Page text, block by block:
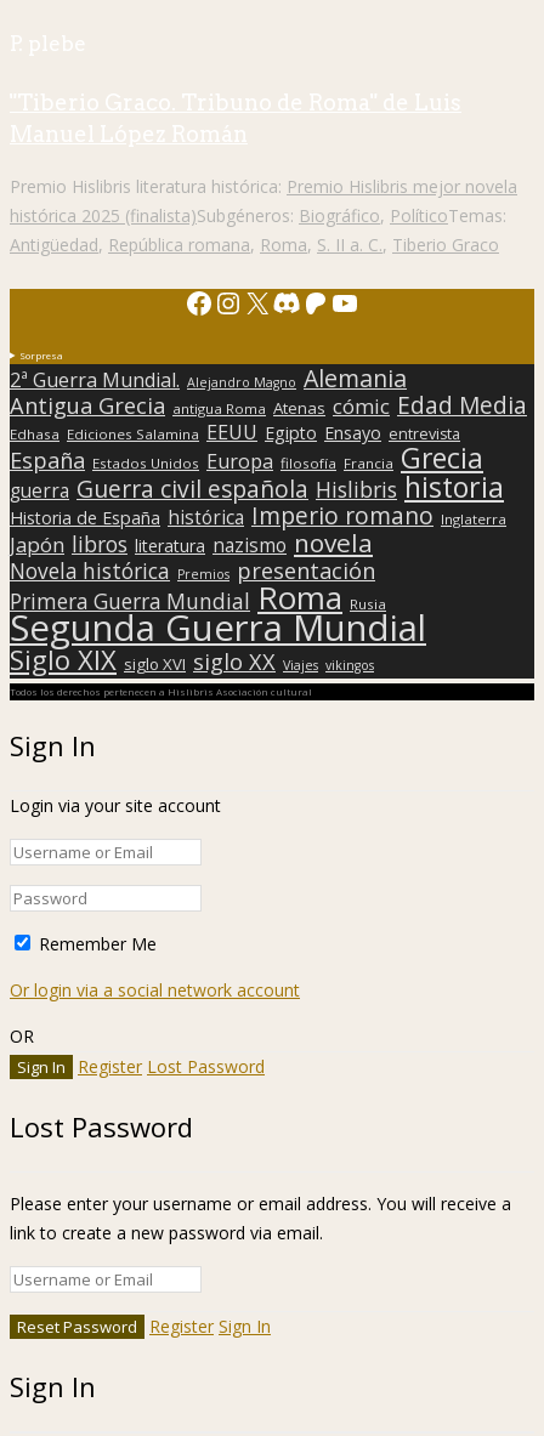
P. plebe
"Tiberio Graco. Tribuno de Roma" de Luis
Manuel López Román
Premio Hislibris literatura histórica: Premio Hislibris mejor novela
histórica 2025 (finalista)Subgéneros: Biográfico, PolíticoTemas:
Antigüedad, República romana, Roma, S. II a. C., Tiberio Graco
Facebook
Instagram
X Discord
Patreon
YouTube
Sorpresa
2ª Guerra Mundial. Alejandro Magno Alemania
Antigua Grecia antigua Roma Atenas cómic Edad Media
Edhasa Ediciones Salamina EEUU Egipto Ensayo entrevista
España Estados Unidos Europa filosofía Francia Grecia
guerra Guerra civil española Hislibris historia
Historia de España histórica Imperio romano Inglaterra
Japón libros literatura nazismo novela
Novela histórica Premios presentación
Primera Guerra Mundial Roma Rusia
Segunda Guerra Mundial
Siglo XIX siglo XVI siglo XX Viajes vikingos
Todos los derechos pertenecen a Hislibris Asociación cultural
Sign In
Login via your site account
Remember Me
Or login via a social network account
OR
Register Lost Password
Lost Password
Please enter your username or email address. You will receive a
link to create a new password via email.
Register Sign In
Sign In